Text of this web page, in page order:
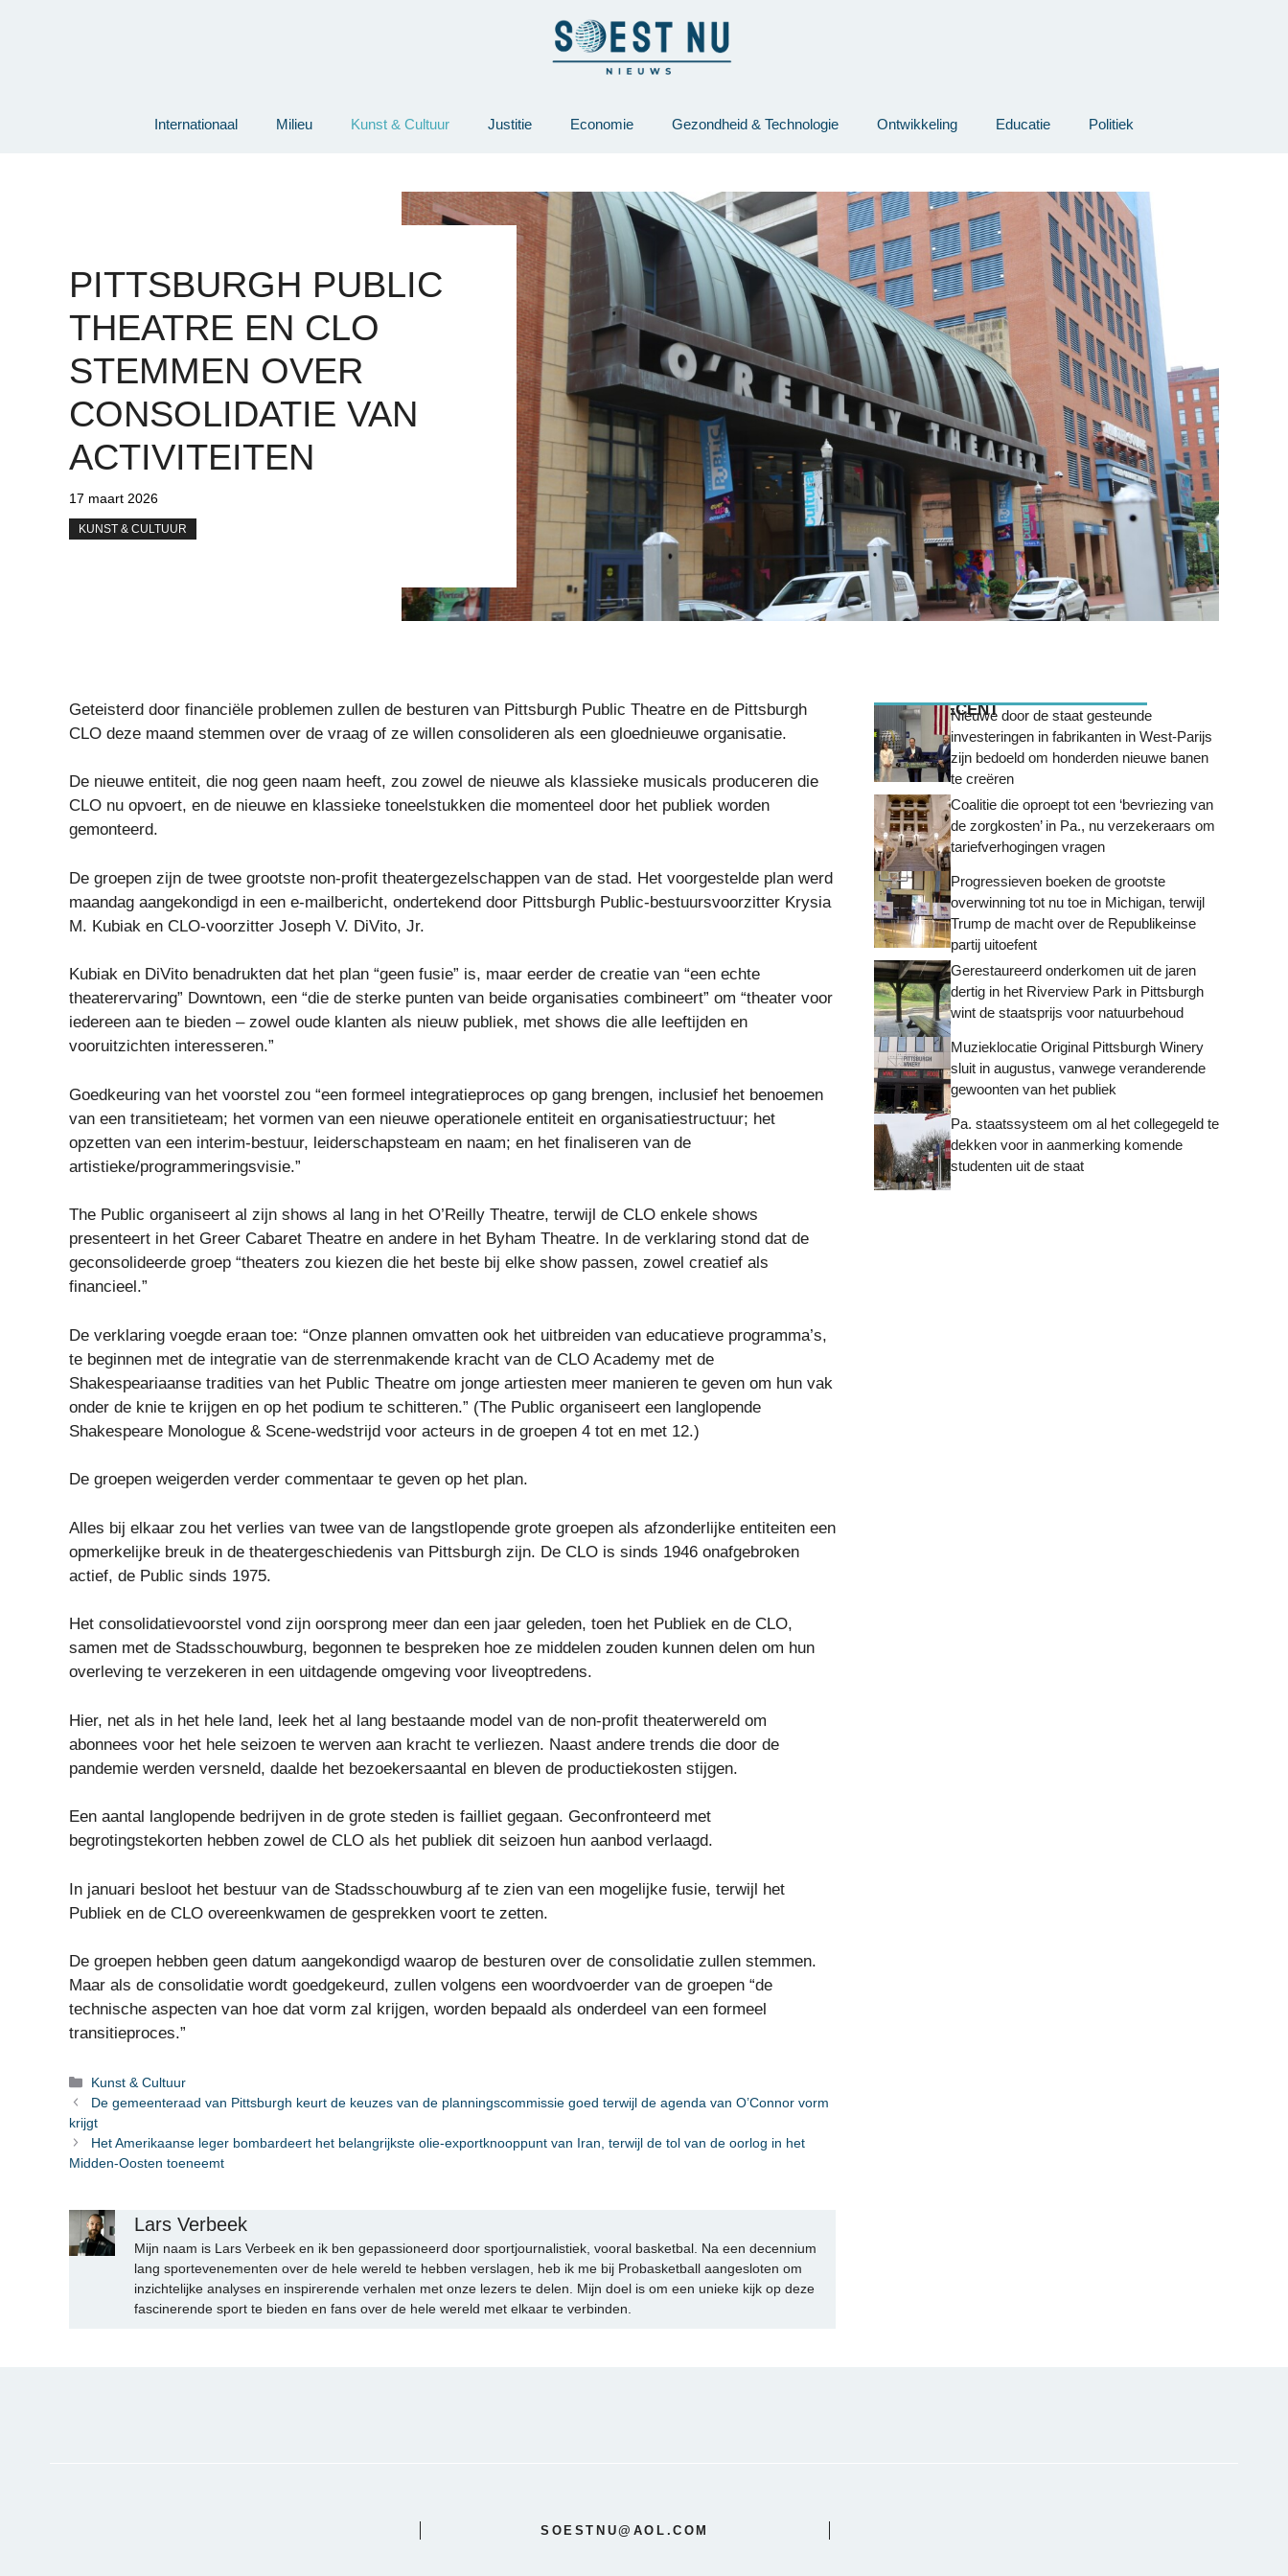
Internationaal Milieu Kunst & Cultuur Justitie Economie Gezondheid & Technologie Ontwikkeling Educatie Politiek
PITTSBURGH PUBLIC
THEATRE EN CLO
STEMMEN OVER
CONSOLIDATIE VAN
ACTIVITEITEN
17 maart 2026
KUNST & CULTUUR
Geteisterd door financiële problemen zullen de besturen van Pittsburgh Public Theatre en de Pittsburgh
CLO deze maand stemmen over de vraag of ze willen consolideren als een gloednieuwe organisatie.
De nieuwe entiteit, die nog geen naam heeft, zou zowel de nieuwe als klassieke musicals produceren die
CLO nu opvoert, en de nieuwe en klassieke toneelstukken die momenteel door het publiek worden
gemonteerd.
De groepen zijn de twee grootste non-profit theatergezelschappen van de stad. Het voorgestelde plan werd
maandag aangekondigd in een e-mailbericht, ondertekend door Pittsburgh Public-bestuursvoorzitter Krysia
M. Kubiak en CLO-voorzitter Joseph V. DiVito, Jr.
Kubiak en DiVito benadrukten dat het plan “geen fusie” is, maar eerder de creatie van “een echte
theaterervaring” Downtown, een “die de sterke punten van beide organisaties combineert” om “theater voor
iedereen aan te bieden – zowel oude klanten als nieuw publiek, met shows die alle leeftijden en
vooruitzichten interesseren.”
Goedkeuring van het voorstel zou “een formeel integratieproces op gang brengen, inclusief het benoemen
van een transitieteam; het vormen van een nieuwe operationele entiteit en organisatiestructuur; het
opzetten van een interim-bestuur, leiderschapsteam en naam; en het finaliseren van de
artistieke/programmeringsvisie.”
The Public organiseert al zijn shows al lang in het O’Reilly Theatre, terwijl de CLO enkele shows
presenteert in het Greer Cabaret Theatre en andere in het Byham Theatre. In de verklaring stond dat de
geconsolideerde groep “theaters zou kiezen die het beste bij elke show passen, zowel creatief als
financieel.”
De verklaring voegde eraan toe: “Onze plannen omvatten ook het uitbreiden van educatieve programma’s,
te beginnen met de integratie van de sterrenmakende kracht van de CLO Academy met de
Shakespeariaanse tradities van het Public Theatre om jonge artiesten meer manieren te geven om hun vak
onder de knie te krijgen en op het podium te schitteren.” (The Public organiseert een langlopende
Shakespeare Monologue & Scene-wedstrijd voor acteurs in de groepen 4 tot en met 12.)
De groepen weigerden verder commentaar te geven op het plan.
Alles bij elkaar zou het verlies van twee van de langstlopende grote groepen als afzonderlijke entiteiten een
opmerkelijke breuk in de theatergeschiedenis van Pittsburgh zijn. De CLO is sinds 1946 onafgebroken
actief, de Public sinds 1975.
Het consolidatievoorstel vond zijn oorsprong meer dan een jaar geleden, toen het Publiek en de CLO,
samen met de Stadsschouwburg, begonnen te bespreken hoe ze middelen zouden kunnen delen om hun
overleving te verzekeren in een uitdagende omgeving voor liveoptredens.
Hier, net als in het hele land, leek het al lang bestaande model van de non-profit theaterwereld om
abonnees voor het hele seizoen te werven aan kracht te verliezen. Naast andere trends die door de
pandemie werden versneld, daalde het bezoekersaantal en bleven de productiekosten stijgen.
Een aantal langlopende bedrijven in de grote steden is failliet gegaan. Geconfronteerd met
begrotingstekorten hebben zowel de CLO als het publiek dit seizoen hun aanbod verlaagd.
In januari besloot het bestuur van de Stadsschouwburg af te zien van een mogelijke fusie, terwijl het
Publiek en de CLO overeenkwamen de gesprekken voort te zetten.
De groepen hebben geen datum aangekondigd waarop de besturen over de consolidatie zullen stemmen.
Maar als de consolidatie wordt goedgekeurd, zullen volgens een woordvoerder van de groepen “de
technische aspecten van hoe dat vorm zal krijgen, worden bepaald als onderdeel van een formeel
transitieproces.”
Categorieën
Kunst & Cultuur
De gemeenteraad van Pittsburgh keurt de keuzes van de planningscommissie goed terwijl de agenda van O’Connor vorm
krijgt
Het Amerikaanse leger bombardeert het belangrijkste olie-exportknooppunt van Iran, terwijl de tol van de oorlog in het
Midden-Oosten toeneemt
Lars Verbeek
Mijn naam is Lars Verbeek en ik ben gepassioneerd door sportjournalistiek, vooral basketbal. Na een decennium
lang sportevenementen over de hele wereld te hebben verslagen, heb ik me bij Probasketball aangesloten om
inzichtelijke analyses en inspirerende verhalen met onze lezers te delen. Mijn doel is om een unieke kijk op deze
fascinerende sport te bieden en fans over de hele wereld met elkaar te verbinden.
MEEST RECENTNieuwe door de staat gesteunde
investeringen in fabrikanten in West-Parijs
zijn bedoeld om honderden nieuwe banen
te creëren
Coalitie die oproept tot een ‘bevriezing van
de zorgkosten’ in Pa., nu verzekeraars om
tariefverhogingen vragen
Progressieven boeken de grootste
overwinning tot nu toe in Michigan, terwijl
Trump de macht over de Republikeinse
partij uitoefent
Gerestaureerd onderkomen uit de jaren
dertig in het Riverview Park in Pittsburgh
wint de staatsprijs voor natuurbehoud
Muzieklocatie Original Pittsburgh Winery
sluit in augustus, vanwege veranderende
gewoonten van het publiek
Pa. staatssysteem om al het collegegeld te
dekken voor in aanmerking komende
studenten uit de staat
SOESTNU@AOL.COM